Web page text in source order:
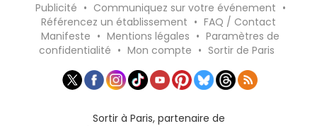
Publicité • Communiquez sur votre événement •
Référencez un établissement • FAQ / Contact
Manifeste • Mentions légales • Paramètres de
confidentialité • Mon compte • Sortir de Paris
Sortir à Paris, partenaire de